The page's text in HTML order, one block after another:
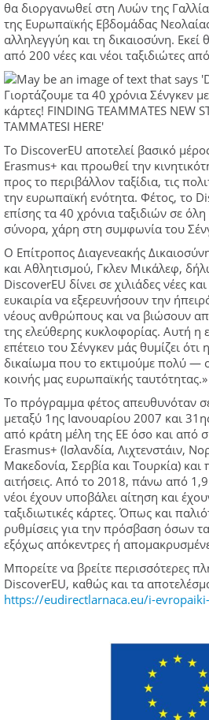
θα διοργανωθεί στη Λυών της
της Ευρωπαϊκής Εβδομάδας
αλληλεγγύη και τη δικαιοσύνη.
από 200 νέες και νέοι ταξιδιώτες
Το DiscoverEU αποτελεί βασικό
Erasmus+ και προωθεί την
προς το περιβάλλον ταξίδια, τις
την ευρωπαϊκή ενότητα. Φέτος, το
επίσης τα 40 χρόνια ταξιδιών σε
σύνορα, χάρη στη συμφωνία του
Ο Επίτροπος Διαγενεακής
και Αθλητισμού, Γκλεν Μικάλεφ,
DiscoverEU δίνει σε χιλιάδες νέες
ευκαιρία να εξερευνήσουν την
νέους ανθρώπους και να βιώσουν
της ελεύθερης κυκλοφορίας. Αυτή η
επέτειο του Σένγκεν μάς θυμίζει ότι
δικαίωμα που το εκτιμούμε πολύ —
κοινής μας ευρωπαϊκής ταυτότητας.»
Το πρόγραμμα φέτος απευθυνόταν
μεταξύ 1ης Ιανουαρίου 2007 και
από κράτη μέλη της ΕΕ όσο και από
Erasmus+ (Ισλανδία, Λιχτενστάιν,
Μακεδονία, Σερβία και Τουρκία)
αιτήσεις. Από το 2018, πάνω από 1,9
νέοι έχουν υποβάλει αίτηση και
ταξιδιωτικές κάρτες. Όπως και
ρυθμίσεις για την πρόσβαση όσων
εξόχως απόκεντρες ή
Μπορείτε να βρείτε περισσότερες
DiscoverEU, καθώς και τα
https://eudirectlarnaca.eu/i-